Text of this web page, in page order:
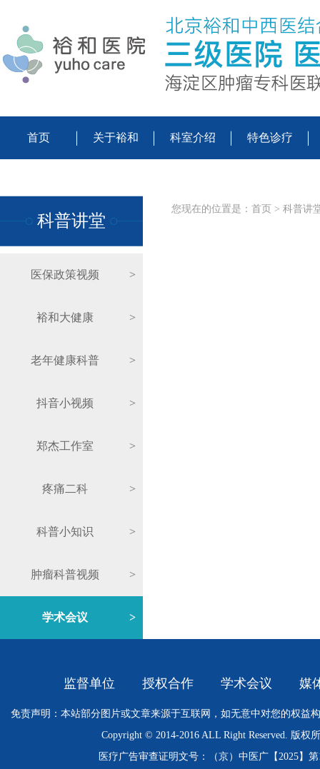
首页 关于裕和 科室介绍 特色诊疗
科普讲堂
医保政策视频 >
裕和大健康 >
老年健康科普 >
抖音小视频 >
郑杰工作室 >
疼痛二科 >
科普小知识 >
肿瘤科普视频 >
学术会议 >
您现在的位置是： 首页 > 科普讲
监督单位 授权合作 学术会议 媒
免责声明：本站部分图片或文章来源于互联网，如无意中对您的权益
Copyright © 2014-2016 ALL Right Reserved. 版
医疗广告审查证明文号：（京）中医广【2025】